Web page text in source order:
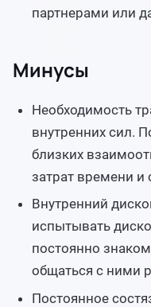
партнерами или
Минусы
Необходимость
внутренних сил.
близких
затрат времени и
Внутренний
испытывать
постоянно
общаться с ними
Постоянное